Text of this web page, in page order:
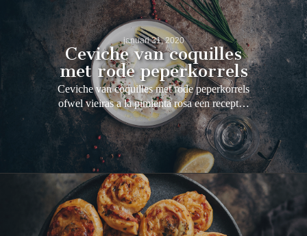
januari 31, 2020
Ceviche van coquilles
met rode peperkorrels
Ceviche van coquilles met rode peperkorrels
ofwel vieiras a la pimienta rosa een recept…